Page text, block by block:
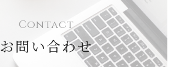
Contact
お問い合わせ